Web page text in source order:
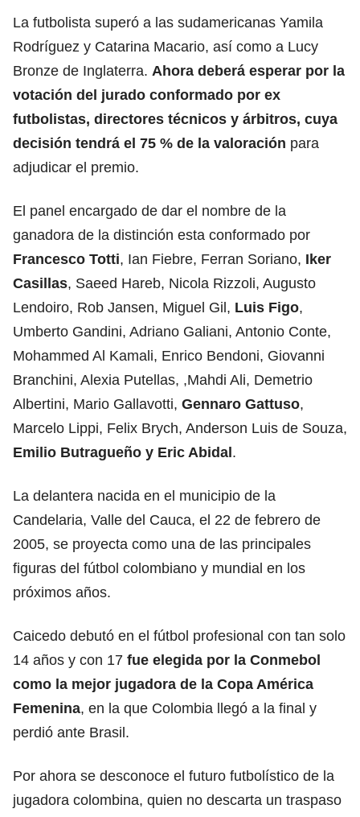
La futbolista superó a las sudamericanas Yamila
Rodríguez y Catarina Macario, así como a Lucy
Bronze de Inglaterra. Ahora deberá esperar por la
votación del jurado conformado por ex
futbolistas, directores técnicos y árbitros, cuya
decisión tendrá el 75 % de la valoración para
adjudicar el premio.
El panel encargado de dar el nombre de la
ganadora de la distinción esta conformado por
Francesco Totti, Ian Fiebre, Ferran Soriano, Iker
Casillas, Saeed Hareb, Nicola Rizzoli, Augusto
Lendoiro, Rob Jansen, Miguel Gil, Luis Figo,
Umberto Gandini, Adriano Galiani, Antonio Conte,
Mohammed Al Kamali, Enrico Bendoni, Giovanni
Branchini, Alexia Putellas, ,Mahdi Ali, Demetrio
Albertini, Mario Gallavotti, Gennaro Gattuso,
Marcelo Lippi, Felix Brych, Anderson Luis de Souza,
Emilio Butragueño y Eric Abidal.
La delantera nacida en el municipio de la
Candelaria, Valle del Cauca, el 22 de febrero de
2005, se proyecta como una de las principales
figuras del fútbol colombiano y mundial en los
próximos años.
Caicedo debutó en el fútbol profesional con tan solo
14 años y con 17 fue elegida por la Conmebol
como la mejor jugadora de la Copa América
Femenina, en la que Colombia llegó a la final y
perdió ante Brasil.
Por ahora se desconoce el futuro futbolístico de la
jugadora colombina, quien no descarta un traspaso